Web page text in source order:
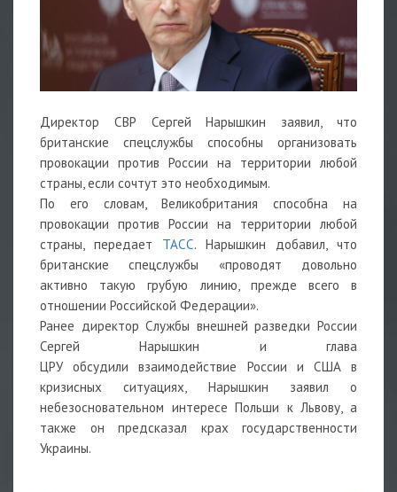
Директор СВР Сергей Нарышкин заявил, что
британские спецслужбы способны организовать
провокации против России на территории любой
страны, если сочтут это необходимым.
По его словам, Великобритания способна на
провокации против России на территории любой
страны, передает
ТАСС. Нарышкин добавил, что
британские спецслужбы «проводят довольно
активно такую грубую линию, прежде всего в
отношении Российской Федерации».
Ранее директор Службы внешней разведки России
Сергей Нарышкин и глава
ЦРУ обсудили взаимодействие России и США в
кризисных ситуациях, Нарышкин заявил о
небезосновательном интересе Польши к Львову, а
также он предсказал крах государственности
Украины.